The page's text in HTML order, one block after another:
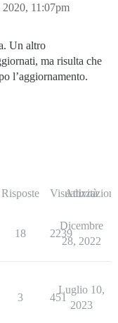
2020, 11:07pm
Un altro
ma risulta che
l’aggiornamento.
Risposte Visualizzazioni
Attività
18 2239
Dicembre
28, 2022
3 451
Luglio 10,
2023